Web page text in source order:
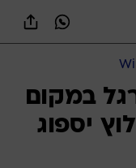
במקום
יספוג